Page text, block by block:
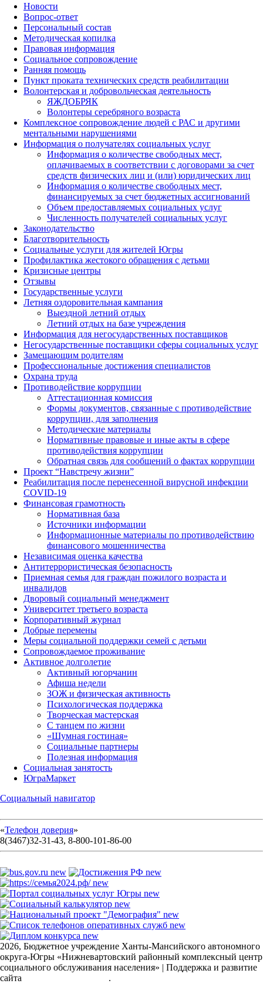
Новости
Вопрос-ответ
Персональный состав
Методическая копилка
Правовая информация
Социальное сопровождение
Ранняя помощь
Пункт проката технических средств реабилитации
Волонтерская и добровольческая деятельность
ЯЖДОБРЯК
Волонтеры серебряного возраста
Комплексное сопровождение людей с РАС и другими
ментальными нарушениями
Информация о получателях социальных услуг
Информация о количестве свободных мест,
оплачиваемых в соответствии с договорами за счет
средств физических лиц и (или) юридических лиц
Информация о количестве свободных мест,
финансируемых за счет бюджетных ассигнований
Объем предоставляемых социальных услуг
Численность получателей социальных услуг
Законодательство
Благотворительность
Социальные услуги для жителей Югры
Профилактика жестокого обращения с детьми
Кризисные центры
Отзывы
Государственные услуги
Летняя оздоровительная кампания
Выездной летний отдых
Летний отдых на базе учреждения
Информация для негосударственных поставщиков
Негосударственные поставщики сферы социальных услуг
Замещающим родителям
Профессиональные достижения специалистов
Охрана труда
Противодействие коррупции
Аттестационная комиссия
Формы документов, связанные с противодействие
коррупции, для заполнения
Методические материалы
Нормативные правовые и иные акты в сфере
противодействия коррупции
Обратная связь для сообщений о фактах коррупции
Проект “Навстречу жизни”
Реабилитация после перенесенной вирусной инфекции
COVID-19
Финансовая грамотность
Нормативная база
Источники информации
Информационные материалы по противодействию
финансового мошенничества
Независимая оценка качества
Антитеррористическая безопасность
Приемная семья для граждан пожилого возраста и
инвалидов
Дворовый социальный менеджмент
Университет третьего возраста
Корпоративный журнал
Добрые перемены
Меры социальной поддержки семей с детьми
Сопровождаемое проживание
Активное долголетие
Активный югорчанин
Афиша недели
ЗОЖ и физическая активность
Психологическая поддержка
Творческая мастерская
С танцем по жизни
«Шумная гостиная»
Социальные партнеры
Полезная информация
Социальная занятость
ЮграМаркет
Социальный навигатор
«Телефон доверия»
8(3467)32-31-43, 8-800-101-86-00
2026, Бюджетное учреждение Ханты-Мансийского автономного
округа-Югры «Нижневартовский районный комплексный центр
социального обслуживания населения» | Поддержка и развитие
сайта
.